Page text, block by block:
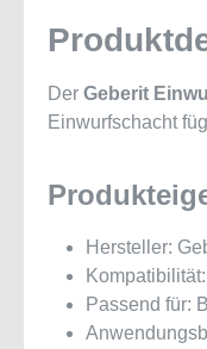
Der Geberit
Einwurfschacht
Hersteller:
Passend für: